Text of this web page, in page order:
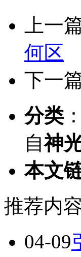
上一
何区
下一
分类：
自神
本文
推荐内
04-09